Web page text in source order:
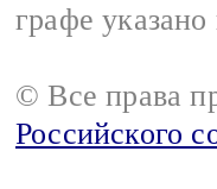
графе
© Все права
Российского